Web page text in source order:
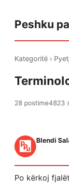
Peshku
Kategoritë ›
28 postime4823
Blendi
Po kërkoj